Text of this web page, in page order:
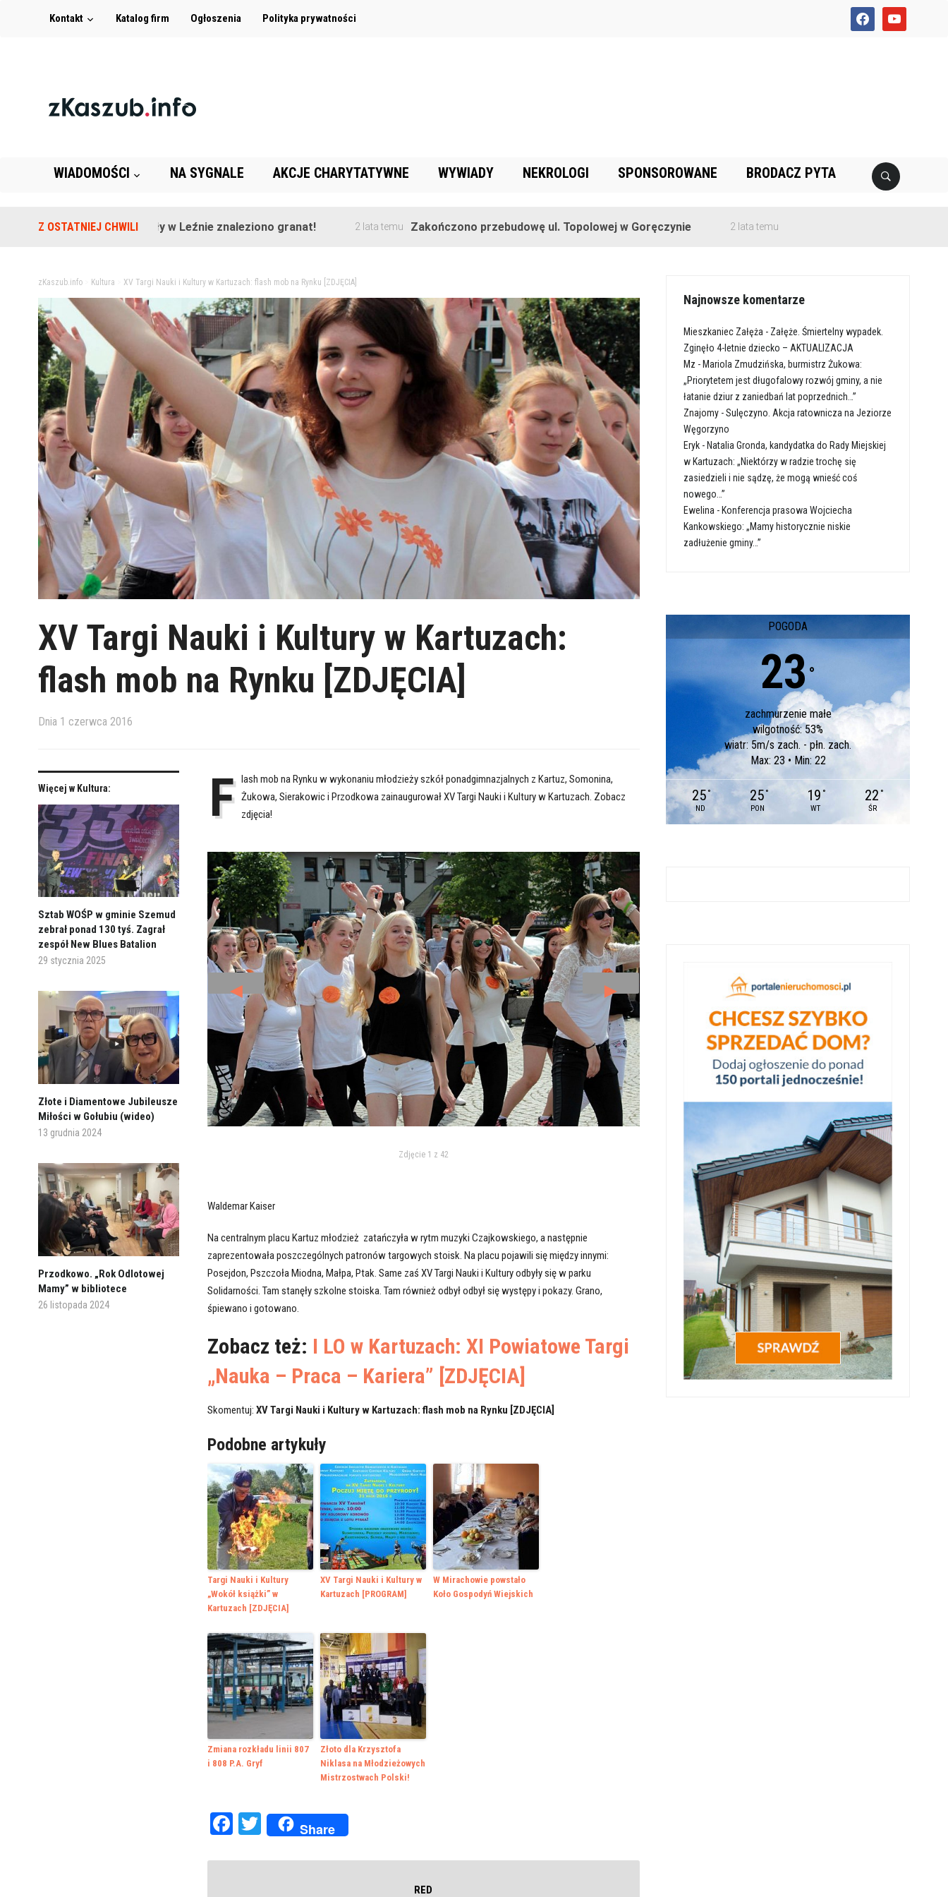
facebookyoutube
Kontakt Katalog firm Ogłoszenia Polityka prywatności
WIADOMOŚCI NA SYGNALE AKCJE CHARYTATYWNE WYWIADY NEKROLOGI SPONSOROWANE BRODACZ PYTA
Z OSTATNIEJ CHWILI
Na terenie szkoły w Leźnie znaleziono granat! 2 lata temu Zakończono przebudowę ul. Topolowej w Goręczynie 2 lata temu
zKaszub.info> Kultura XV Targi Nauki i Kultury w Kartuzach: flash mob na Rynku [ZDJĘCIA]
XV Targi Nauki i Kultury w Kartuzach:
flash mob na Rynku [ZDJĘCIA]
Dnia 1 czerwca 2016
Więcej w Kultura:
Sztab WOŚP w gminie Szemud
zebrał ponad 130 tyś. Zagrał
zespół New Blues Batalion
29 stycznia 2025
Złote i Diamentowe Jubileusze
Miłości w Gołubiu (wideo)
13 grudnia 2024
Przodkowo. „Rok Odlotowej
Mamy” w bibliotece
26 listopada 2024
F lash mob na Rynku w wykonaniu młodzieży szkół ponadgimnazjalnych z Kartuz, Somonina,
Żukowa, Sierakowic i Przodkowa zainaugurował XV Targi Nauki i Kultury w Kartuzach. Zobacz
zdjęcia!
◄ ►
Zdjęcie 1 z 42
Waldemar Kaiser
Na centralnym placu Kartuz młodzież zatańczyła w rytm muzyki Czajkowskiego, a następnie
zaprezentowała poszczególnych patronów targowych stoisk. Na placu pojawili się między innymi:
Posejdon, Pszczoła Miodna, Małpa, Ptak. Same zaś XV Targi Nauki i Kultury odbyły się w parku
Solidarności. Tam stanęły szkolne stoiska. Tam również odbył odbył się występy i pokazy. Grano,
śpiewano i gotowano.
Zobacz też: I LO w Kartuzach: XI Powiatowe Targi
„Nauka – Praca – Kariera” [ZDJĘCIA]
Skomentuj: XV Targi Nauki i Kultury w Kartuzach: flash mob na Rynku [ZDJĘCIA]
Podobne artykuły
Targi Nauki i Kultury
„Wokół książki” w
Kartuzach [ZDJĘCIA]
XV Targi Nauki i Kultury w
Kartuzach [PROGRAM]
W Mirachowie powstało
Koło Gospodyń Wiejskich
Zmiana rozkładu linii 807
i 808 P.A. Gryf
Złoto dla Krzysztofa
Niklasa na Młodzieżowych
Mistrzostwach Polski!
Facebook
Twitter
Share
RED
Najnowsze komentarze
Mieszkaniec Załęża - Załęże. Śmiertelny wypadek.
Zginęło 4-letnie dziecko – AKTUALIZACJA
Mz - Mariola Zmudzińska, burmistrz Żukowa:
„Priorytetem jest długofalowy rozwój gminy, a nie
łatanie dziur z zaniedbań lat poprzednich…”
Znajomy -Sulęczyno. Akcja ratownicza na Jeziorze
Węgorzyno
Eryk - Natalia Gronda, kandydatka do Rady Miejskiej
w Kartuzach: „Niektórzy w radzie trochę się
zasiedzieli i nie sądzę, że mogą wnieść coś
nowego…”
Ewelina - Konferencja prasowa Wojciecha
Kankowskiego: „Mamy historycznie niskie
zadłużenie gminy…”
POGODA
23 °
zachmurzenie małe
wilgotność: 53%
wiatr: 5m/s zach. - płn. zach.
Max: 23 • Min: 22
25 °
ND
25 °
PON
19 °
WT
22 °
ŚR